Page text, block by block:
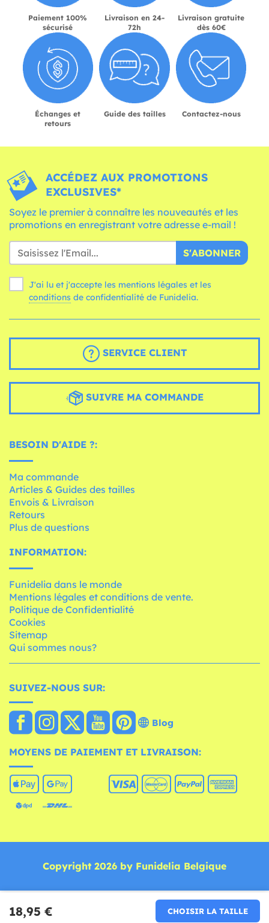
18,95 € CHOISIR LA TAILLE
Paiement 100%
sécurisé
Livraison en 24-
72h
Livraison gratuite
dès 60€
Échanges et
retours
Guide des tailles Contactez-nous
ACCÉDEZ AUX PROMOTIONS
EXCLUSIVES*
Soyez le premier à connaître les nouveautés et les
promotions en enregistrant votre adresse e-mail !
S'ABONNER
J'ai lu et j'accepte les mentions légales et les
conditions de confidentialité de Funidelia.
SERVICE CLIENT
SUIVRE MA COMMANDE
BESOIN D'AIDE ?:
Ma commande
Articles & Guides des tailles
Envois & Livraison
Retours
Plus de questions
INFORMATION:
Funidelia dans le monde
Mentions légales et conditions de vente.
Politique de Confidentialité
Cookies
Sitemap
Qui sommes nous?
SUIVEZ-NOUS SUR:
Blog
MOYENS DE PAIEMENT ET LIVRAISON:
Copyright 2026 by Funidelia Belgique